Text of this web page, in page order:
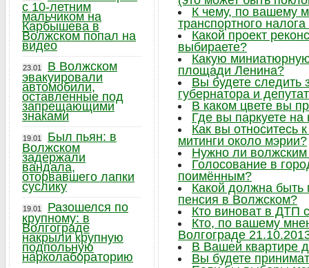
К чему, по вашему
транспортного
Какой проект
выбираете?
Какую миниатюрную
площади Ленина?
Вы будете
губернатора и
В каком цвете вы
Где вы паркуете на
Как вы относитесь
митинги около мэрии?
Нужно ли волжским
Голосование в
поимённым?
Какой должна быть
пенсия в Волжском?
Кто виноват в ДТП
Кто, по вашему
Волгограде
В Вашей квартире
Вы будете
с 10-летним
мальчиком на
Карбышева в
Волжском попал на
видео
23.01
В Волжском
эвакуировали
автомобили,
оставленные под
запрещающими
знаками
19.01
Был пьян: в
Волжском
задержали
вандала,
оторвавшего лапки
суслику
19.01
Разошелся по
крупному: в
Волгограде
накрыли крупную
подпольную
нарколабораторию